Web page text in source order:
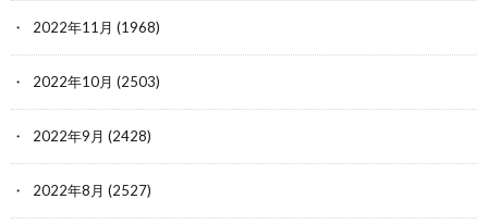
2022年11月 (1968)
2022年10月 (2503)
2022年9月 (2428)
2022年8月 (2527)